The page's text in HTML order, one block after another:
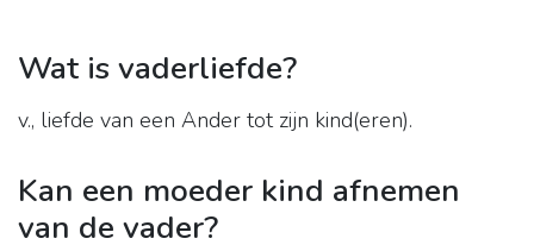
Wat is vaderliefde?
v., liefde van een Ander tot zijn kind(eren).
Kan een moeder kind afnemen
van de vader?